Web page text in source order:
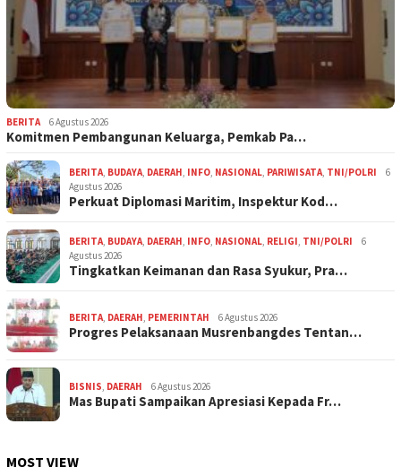
BERITA 6 Agustus 2026
Komitmen Pembangunan Keluarga, Pemkab Pa…
BERITA, BUDAYA, DAERAH, INFO, NASIONAL, PARIWISATA, TNI/POLRI
6
Agustus 2026
Perkuat Diplomasi Maritim, Inspektur Kod…
BERITA, BUDAYA, DAERAH, INFO, NASIONAL, RELIGI, TNI/POLRI
6
Agustus 2026
Tingkatkan Keimanan dan Rasa Syukur, Pra…
BERITA, DAERAH, PEMERINTAH 6 Agustus 2026
Progres Pelaksanaan Musrenbangdes Tentan…
BISNIS, DAERAH 6 Agustus 2026
Mas Bupati Sampaikan Apresiasi Kepada Fr…
MOST VIEW